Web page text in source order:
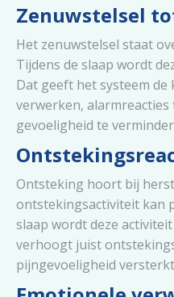
Zenuwstelsel
Het zenuwstelsel staat
Tijdens de slaap wordt
Dat geeft het systeem de
verwerken,
gevoeligheid te
Ontsteking hoort bij
ontstekingsactiviteit kan
slaap wordt deze
verhoogt juist
pijngevoeligheid